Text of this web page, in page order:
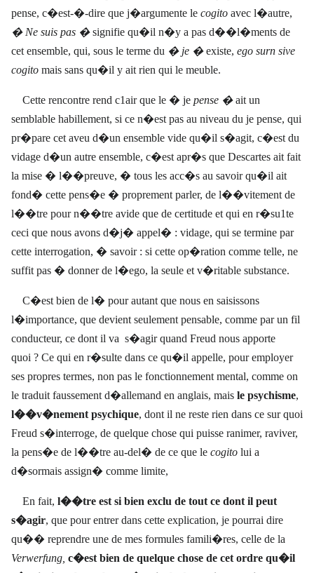
pense, c�est-�-dire que j�argumente le cogito avec l�autre,
� Ne suis pas �signifie qu�il n�y a pas d��l�ments de
cet ensemble, qui, sous le terme du � je �existe, ego surn sive
cogito mais sans qu�il y ait rien qui le meuble.
Cette rencontre rend c1air que le � je pense �ait un
semblable habillement, si ce n�est pas au niveau du je pense, qui
pr�pare cet aveu d�un ensemble vide qu�il s�agit, c�est du
vidage d�un autre ensemble, c�est apr�s que Descartes ait fait
la mise � l��preuve, � tous les acc�s au savoir qu�il ait
fond� cette pens�e � proprement parler, de l��vitement de
l��tre pour n��tre avide que de certitude et qui en r�su1te
ceci que nous avons d�j� appel� : vidage, qui se termine par
cette interrogation, � savoir : si cette op�ration comme telle, ne
suffit pas � donner de l�ego, la seule et v�ritable substance.
C�est bien de l� pour autant que nous en saisissons
l�importance, que devient seulement pensable, comme par un fil
conducteur, ce dont il va s�agir quand Freud nous apporte
quoi ? Ce qui en r�sulte dans ce qu�il appelle, pour employer
ses propres termes, non pas le fonctionnement mental, comme on
le traduit faussement d�allemand en anglais, mais le psychisme,
l��v�nement psychique, dont il ne reste rien dans ce sur quoi
Freud s�interroge, de quelque chose qui puisse ranimer, raviver,
la pens�e de l��tre au-del� de ce que le cogito lui a
d�sormais assign� comme limite,
En fait, l��tre est si bien exclu de tout ce dont il peut
s�agir, que pour entrer dans cette explication, je pourrai dire
qu�� reprendre une de mes formules famili�res, celle de la
Verwerfung, c�est bien de quelque chose de cet ordre qu�il